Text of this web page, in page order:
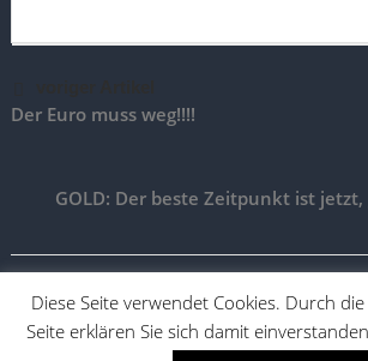
Der Euro muss weg!!!!
GOLD: Der beste Zeitpunkt ist jetzt,
TradingAktien.de |Impressum|Vertrag
kündigen
Diese Seite verwendet Cookies. Durch
Seite erklären Sie sich damit